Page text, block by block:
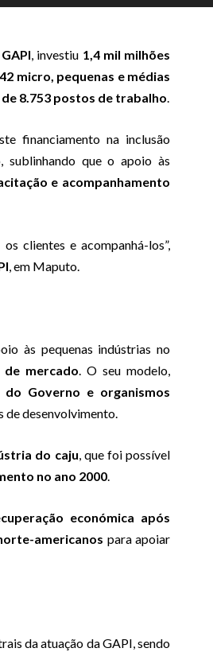
GAPI, investiu 1,4 mil milhões
micro, pequenas e médias
8.753 postos de trabalho.
financiamento na inclusão
sublinhando que o apoio às
e acompanhamento
clientes e acompanhá-los”,
, em Maputo.
às pequenas indústrias no
de mercado. O seu modelo,
do Governo e organismos
de desenvolvimento.
do caju, que foi possível
no ano 2000.
económica após
americanos para apoiar
da atuação da GAPI, sendo